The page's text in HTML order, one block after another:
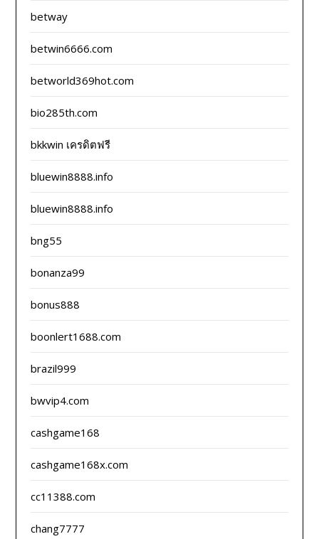
betway
betwin6666.com
betworld369hot.com
bio285th.com
bkkwin เครดิตฟรี
bluewin8888.info
bluewin8888.info
bng55
bonanza99
bonus888
boonlert1688.com
brazil999
bwvip4.com
cashgame168
cashgame168x.com
cc11388.com
chang7777